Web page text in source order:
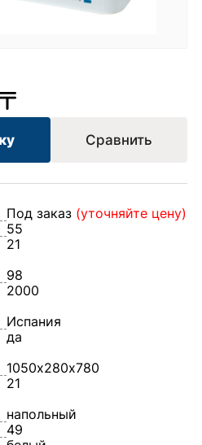
Сравнить
Под заказ (уточняйте цену)
55
21
98
2000
Испания
да
1050х280х780
21
напольный
49